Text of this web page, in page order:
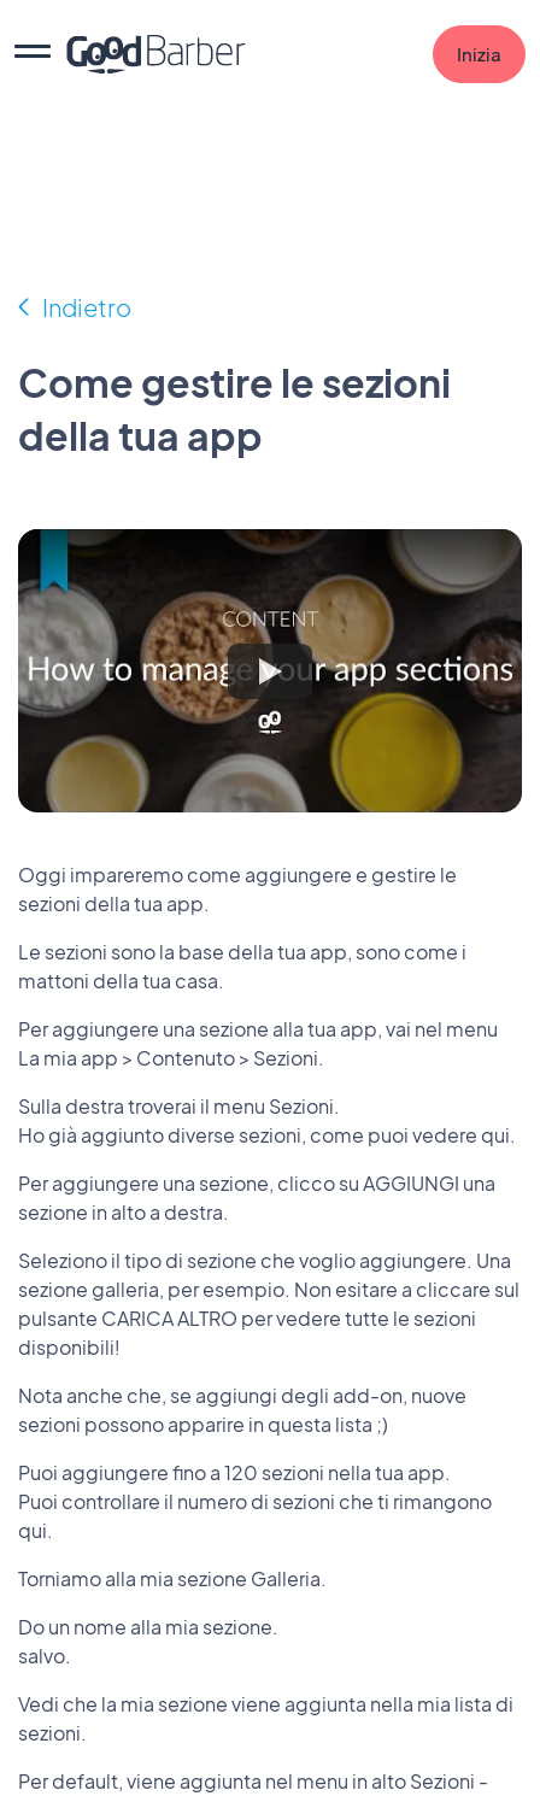
Inizia
Indietro
Come gestire le sezioni
della tua app
Oggi impareremo come aggiungere e gestire le
sezioni della tua app.
Le sezioni sono la base della tua app, sono come i
mattoni della tua casa.
Per aggiungere una sezione alla tua app, vai nel menu
La mia app > Contenuto > Sezioni.
Sulla destra troverai il menu Sezioni.
Ho già aggiunto diverse sezioni, come puoi vedere qui.
Per aggiungere una sezione, clicco su AGGIUNGI una
sezione in alto a destra.
Seleziono il tipo di sezione che voglio aggiungere. Una
sezione galleria, per esempio. Non esitare a cliccare sul
pulsante CARICA ALTRO per vedere tutte le sezioni
disponibili!
Nota anche che, se aggiungi degli add-on, nuove
sezioni possono apparire in questa lista ;)
Puoi aggiungere fino a 120 sezioni nella tua app.
Puoi controllare il numero di sezioni che ti rimangono
qui.
Torniamo alla mia sezione Galleria.
Do un nome alla mia sezione.
salvo.
Vedi che la mia sezione viene aggiunta nella mia lista di
sezioni.
Per default, viene aggiunta nel menu in alto Sezioni -